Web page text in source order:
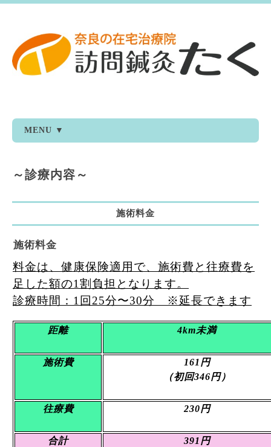
MENU ▼
～診療内容～
施術料金
施術料金
料金は、健康保険適用で、施術費と往療費を
足した額の1割負担となります。
診療時間：1回25分〜30分 ※延長できます
距離 4km未満
施術費
161円
（初回346円）
往療費 230円
合計 391 円